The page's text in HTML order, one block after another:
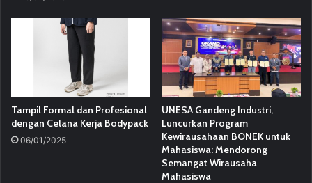
Tampil Formal dan Profesional
dengan Celana Kerja Bodypack
06/01/2025
UNESA Gandeng Industri,
Luncurkan Program
Kewirausahaan BONEK untuk
Mahasiswa: Mendorong
Semangat Wirausaha
Mahasiswa